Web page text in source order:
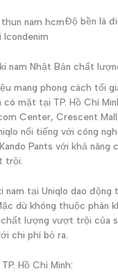
Độ bền là
Icondenim
nam Nhật Bản chất
mang phong cách tối
có mặt tại TP. Hồ Chí
Center, Crescent
nổi tiếng với công
Pants với khả năng
trội.
nam tại Uniqlo dao
dù không thuộc phân
lượng vượt trội của
chi phí bỏ ra.
Hồ Chí Minh: